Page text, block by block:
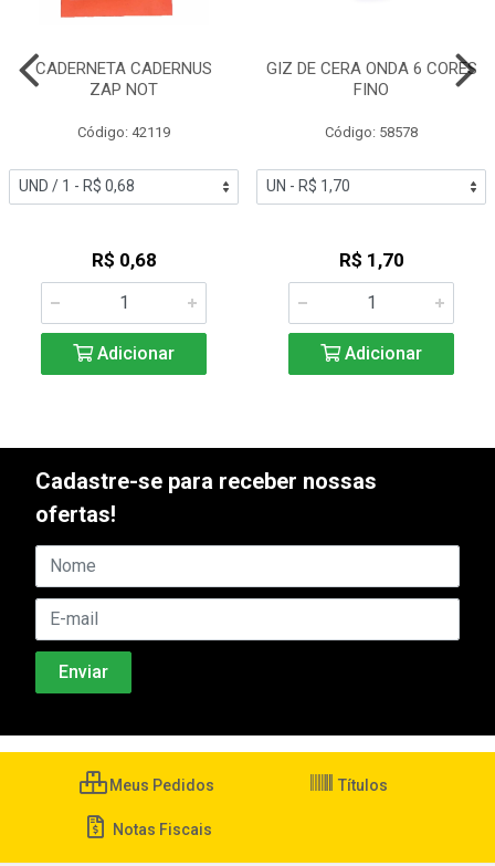
CADERNETA CADERNUS
ZAP NOT
Código: 42119
R$ 0,68
Adicionar
GIZ DE CERA ONDA 6 CORES
FINO
Código: 58578
R$ 1,70
Adicionar
Cadastre-se para receber nossas
ofertas!
Meus Pedidos Títulos
Notas Fiscais